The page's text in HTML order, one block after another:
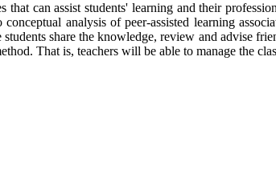
that can assist students' learning and their
analysis of peer-assisted learning
share the knowledge, review and advise
That is, teachers will be able to manage the